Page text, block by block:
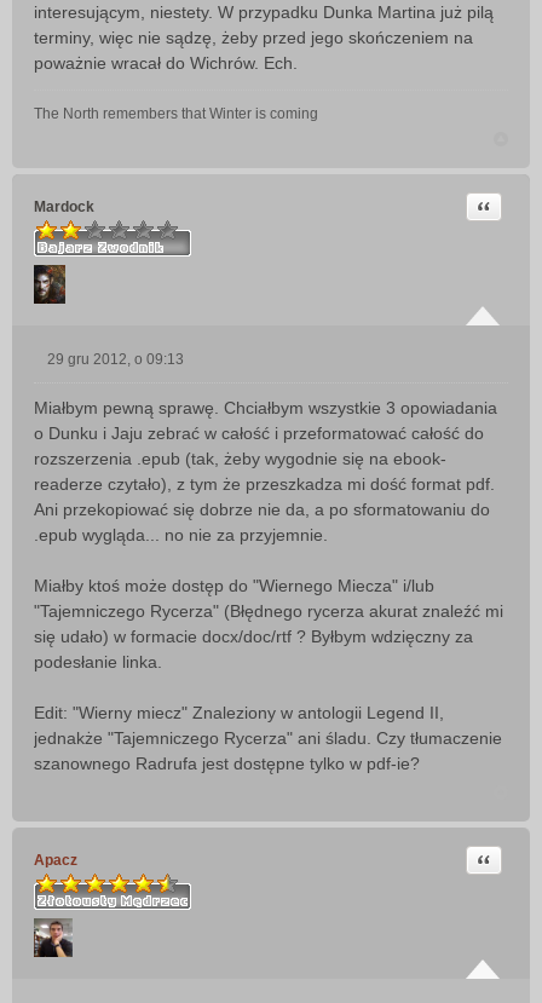
interesującym, niestety. W przypadku Dunka Martina już pilą
terminy, więc nie sądzę, żeby przed jego skończeniem na
poważnie wracał do Wichrów. Ech.
The North remembers that Winter is coming
Mardock Cytuj
s
t
29 gru 2012, o 09:13
Miałbym pewną sprawę. Chciałbym wszystkie 3 opowiadania
o Dunku i Jaju zebrać w całość i przeformatować całość do
rozszerzenia .epub (tak, żeby wygodnie się na ebook-
readerze czytało), z tym że przeszkadza mi dość format pdf.
Ani przekopiować się dobrze nie da, a po sformatowaniu do
.epub wygląda... no nie za przyjemnie.
Miałby ktoś może dostęp do "Wiernego Miecza" i/lub
"Tajemniczego Rycerza" (Błędnego rycerza akurat znaleźć mi
się udało) w formacie docx/doc/rtf ? Byłbym wdzięczny za
podesłanie linka.
Edit: "Wierny miecz" Znaleziony w antologii Legend II,
jednakże "Tajemniczego Rycerza" ani śladu. Czy tłumaczenie
szanownego Radrufa jest dostępne tylko w pdf-ie?
Apacz Cytuj